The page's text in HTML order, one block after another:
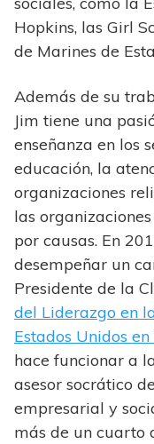
Hopkins, las Girl
de Marines de
Además de su
Jim tiene una
enseñanza en los
educación, la
organizaciones
las
por causas. En
desempeñar un
Presidente de la
del Liderazgo en
Estados Unidos
hace funcionar a
asesor socrático
empresarial y
más de un cuarto